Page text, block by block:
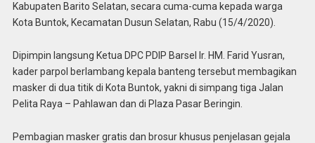
Kabupaten Barito Selatan, secara cuma-cuma kepada warga
Kota Buntok, Kecamatan Dusun Selatan, Rabu (15/4/2020).
Dipimpin langsung Ketua DPC PDIP Barsel Ir. HM. Farid Yusran,
kader parpol berlambang kepala banteng tersebut membagikan
masker di dua titik di Kota Buntok, yakni di simpang tiga Jalan
Pelita Raya – Pahlawan dan di Plaza Pasar Beringin.
Pembagian masker gratis dan brosur khusus penjelasan gejala